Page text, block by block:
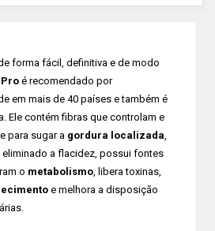
forma fácil, definitiva e de modo
Proé recomendado por
em mais de 40 países e também é
Ele contém fibras que controlam e
para sugar a gordura localizada,
a flacidez, possui fontes
o metabolismo, libera toxinas,
e melhora a disposição